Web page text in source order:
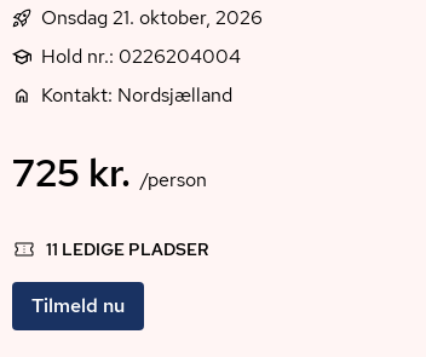
Onsdag 21. oktober, 2026
Hold nr.: 0226204004
Kontakt: Nordsjælland
725 kr. /person
11 LEDIGE PLADSER
Tilmeld nu